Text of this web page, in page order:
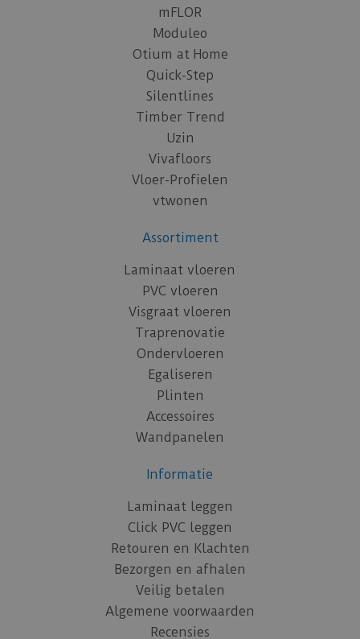
mFLOR
Moduleo
Otium at Home
Quick-Step
Silentlines
Timber Trend
Uzin
Vivafloors
Vloer-Profielen
vtwonen
Assortiment
Laminaat vloeren
PVC vloeren
Visgraat vloeren
Traprenovatie
Ondervloeren
Egaliseren
Plinten
Accessoires
Wandpanelen
Informatie
Laminaat leggen
Click PVC leggen
Retouren en Klachten
Bezorgen en afhalen
Veilig betalen
Algemene voorwaarden
Recensies